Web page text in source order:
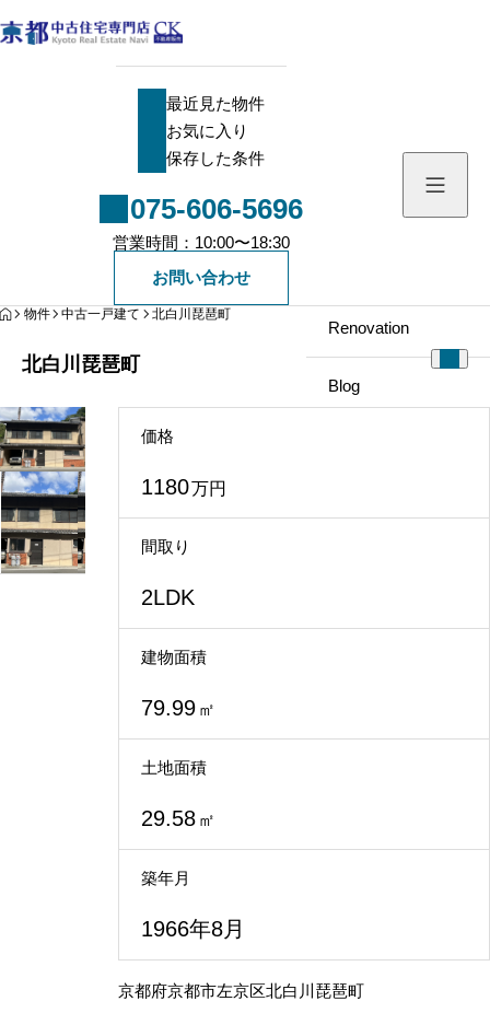
中古マンション
新築一戸建て
Renovation
Blog
最近見た物件
お気に入り
保存した条件
075-606-5696
営業時間：10:00〜18:30
お問い合わせ
HOME
物件 中古一戸建て 北白川琵琶町
北白川琵琶町
価格
1180万円
間取り
2LDK
建物面積
79.99 ㎡
土地面積
29.58 ㎡
築年月
1966年8月
京都府京都市左京区北白川琵琶町